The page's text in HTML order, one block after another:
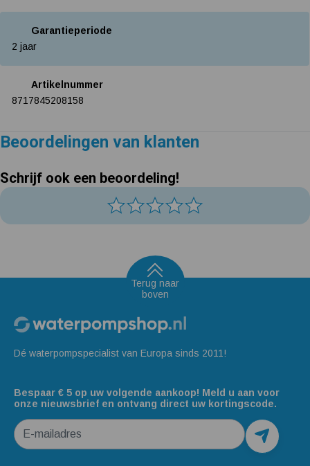
Garantieperiode
2 jaar
Artikelnummer
8717845208158
Beoordelingen van klanten
Schrijf ook een beoordeling!
Terug naar
boven
Dé waterpompspecialist van Europa sinds 2011!
Bespaar € 5 op uw volgende aankoop! Meld u aan voor
onze nieuwsbrief en ontvang direct uw kortingscode.
E-mailadres